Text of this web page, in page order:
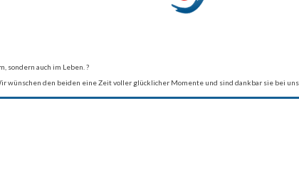
sondern auch im Leben. ?
den beiden eine Zeit voller glücklicher Momente und sind dankbar sie bei uns